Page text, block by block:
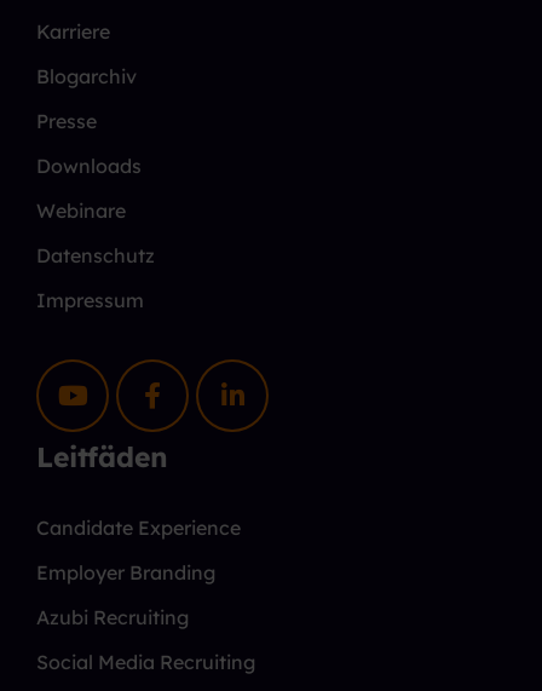
Karriere
Blogarchiv
Presse
Downloads
Webinare
Datenschutz
Impressum
Leitfäden
Candidate Experience
Employer Branding
Azubi Recruiting
Social Media Recruiting